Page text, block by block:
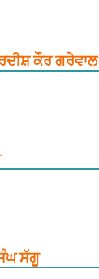
ਕੌਰ ਗਰੇਵਾਲ
ਸੱਗੂ